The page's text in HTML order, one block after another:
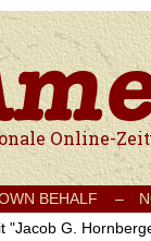
für
BEHALF –
"Jacob G.